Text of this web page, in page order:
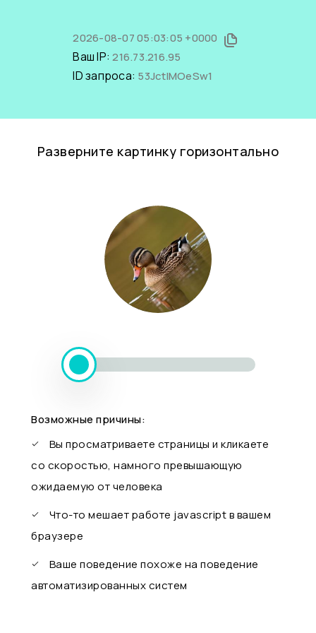
2026-08-07 05:03:05 +0000
Ваш IP:216.73.216.95
ID запроса: 53JctIMOeSw1
Разверните картинку горизонтально
Возможные причины:
Вы просматриваете страницы и кликаете
со скоростью, намного превышающую
ожидаемую от человека
Что-то мешает работе javascript в вашем
браузере
Ваше поведение похоже на поведение
автоматизированных систем